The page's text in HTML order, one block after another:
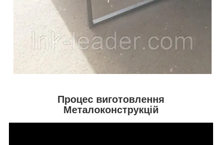
Процес виготовлення
Металоконструкцій